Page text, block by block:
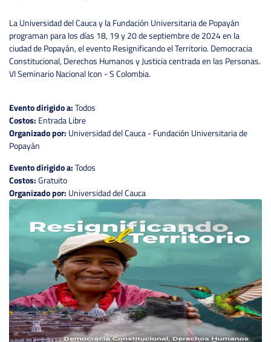
La Universidad del Cauca y la Fundación Universitaria de Popayán
programan para los días 18, 19 y 20 de septiembre de 2024 en la
ciudad de Popayán, el evento Resignificando el Territorio. Democracia
Constitucional, Derechos Humanos y Justicia centrada en las Personas.
VI Seminario Nacional Icon - S Colombia.
Evento dirigido a:Todos
Costos: Entrada Libre
Organizado por: Universidad del Cauca - Fundación Universitaria de
Popayán
Evento dirigido a:Todos
Costos:Gratuito
Organizado por: Universidad del Cauca